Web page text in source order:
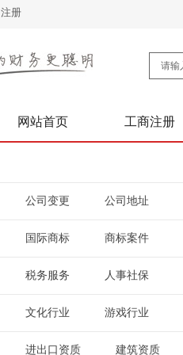
注册
网站首页 工商注册
公司变更 公司地址
国际商标 商标案件
税务服务 人事社保
文化行业 游戏行业
进出口资质 建筑资质